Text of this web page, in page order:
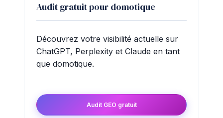
Audit gratuit pour domotique
Découvrez votre visibilité actuelle sur
ChatGPT, Perplexity et Claude en tant
que domotique.
Audit GEO gratuit